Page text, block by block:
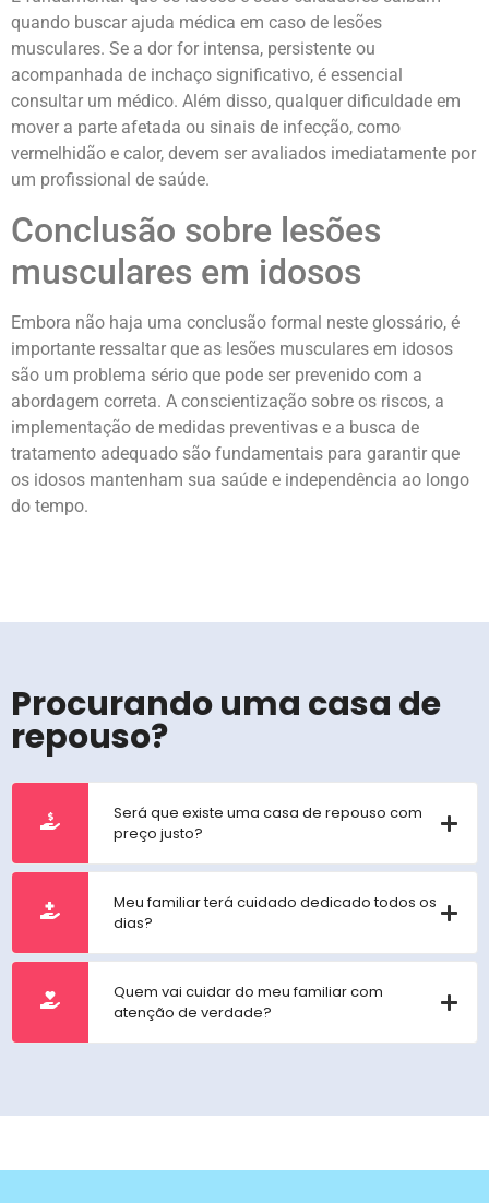
quando buscar ajuda médica em caso de lesões
musculares. Se a dor for intensa, persistente ou
acompanhada de inchaço significativo, é essencial
consultar um médico. Além disso, qualquer dificuldade em
mover a parte afetada ou sinais de infecção, como
vermelhidão e calor, devem ser avaliados imediatamente por
um profissional de saúde.
Conclusão sobre lesões
musculares em idosos
Embora não haja uma conclusão formal neste glossário, é
importante ressaltar que as lesões musculares em idosos
são um problema sério que pode ser prevenido com a
abordagem correta. A conscientização sobre os riscos, a
implementação de medidas preventivas e a busca de
tratamento adequado são fundamentais para garantir que
os idosos mantenham sua saúde e independência ao longo
do tempo.
Procurando uma casa de
repouso?
Será que existe uma casa de repouso com
preço justo?
Meu familiar terá cuidado dedicado todos os
dias?
Quem vai cuidar do meu familiar com
atenção de verdade?